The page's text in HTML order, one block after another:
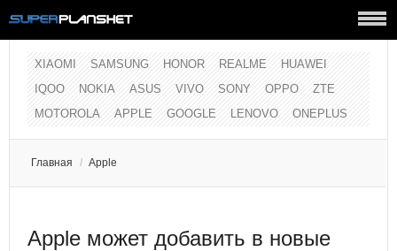
XIAOMI SAMSUNG HONOR REALME
HUAWEI
IQOO
NOKIA ASUS VIVO SONY OPPO
ZTE
MOTOROLA
APPLE GOOGLE LENOVO ONEPLUS
Главная / Apple
Apple может добавить в новые